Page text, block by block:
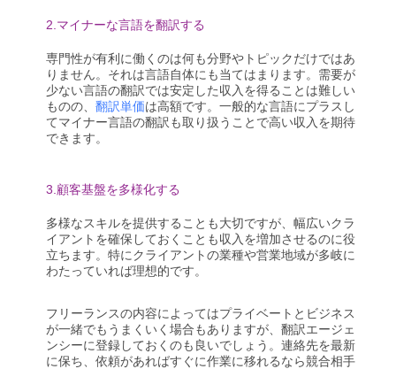
2.マイナーな言語を翻訳する
専門性が有利に働くのは何も分野やトピックだけではあ
りません。それは言語自体にも当てはまります。 需要が
少ない言語の翻訳では安定した収入を得ることは難しい
ものの、翻訳単価は高額です。一般的な言語にプラスし
てマイナー言語の翻訳も取り扱うことで高い収入を期待
できます。
3.顧客基盤を多様化する
多様なスキルを提供することも大切ですが、幅広いクラ
イアントを確保しておくことも収入を増加させるのに役
立ちます。特にクライアントの業種や営業地域が多岐に
わたっていれば理想的です。
フリーランスの内容によってはプライベートとビジネス
が一緒でもうまくいく場合もありますが、翻訳エージェ
ンシーに登録しておくのも良いでしょう。連絡先を最新
に保ち、依頼があればすぐに作業に移れるなら競合相手